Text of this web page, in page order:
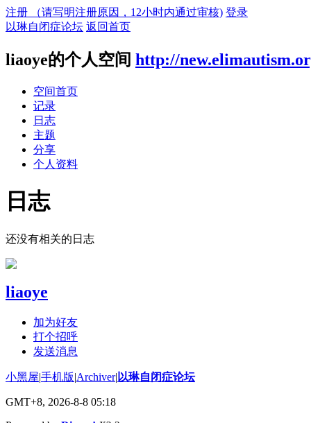
注册 （请写明注册原因，12小时内通过审核) 登录
以琳自闭症论坛 返回首页
liaoye的个人空间 http://
空间首页
记录
日志
主题
分享
个人资料
日志
还没有相关的日志
liaoye
加为好友
打个招呼
发送消息
小黑屋|手机版|Archiver| 以琳自闭症论坛
GMT+8, 2026-8-8 05:18